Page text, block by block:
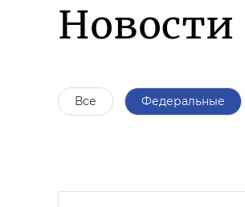
Новости
Все Федеральные